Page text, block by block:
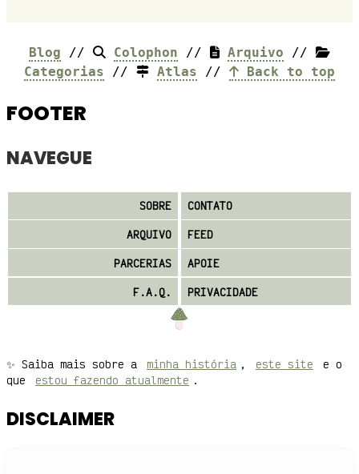
Blog // Colophon // Arquivo //
Categorias // Atlas // Back to top
FOOTER
NAVEGUE
SOBRE
ARQUIVO
PARCERIAS
F.A.Q.
CONTATO
FEED
APOIE
PRIVACIDADE
✨ Saiba mais sobre a minha história , este site
e o
que
estou fazendo atualmente .
DISCLAIMER